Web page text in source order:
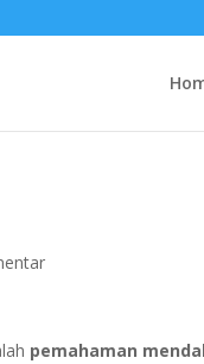
pemahaman